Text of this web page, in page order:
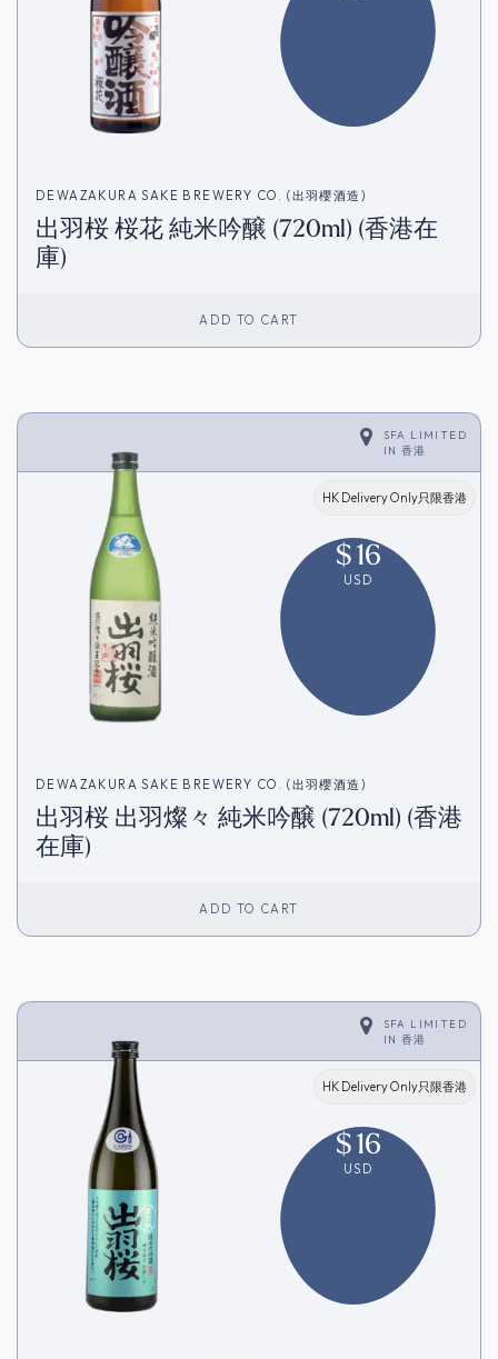
DEWAZAKURA SAKE BREWERY CO. (出羽櫻酒造)
出羽桜 桜花 純米吟醸 (720ml) (香港在
庫)
ADD TO CART
SFA LIMITED
IN 香港
HK Delivery Only只限香港
$16
USD
DEWAZAKURA SAKE BREWERY CO. (出羽櫻酒造)
出羽桜 出羽燦々 純米吟醸 (720ml) (香港
在庫)
ADD TO CART
SFA LIMITED
IN 香港
HK Delivery Only只限香港
$16
USD